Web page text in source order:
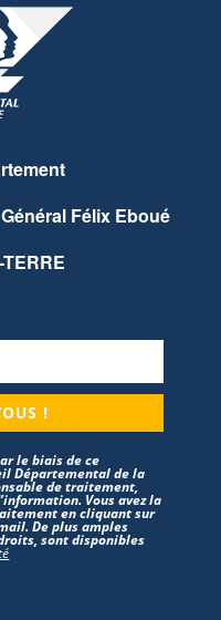
Félix Eboué
!
le biais de ce
Départemental de la
de traitement,
Vous avez la
en cliquant sur
De plus amples
sont disponibles